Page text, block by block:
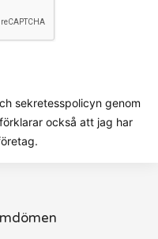
sekretesspolicyn genom
också att jag har